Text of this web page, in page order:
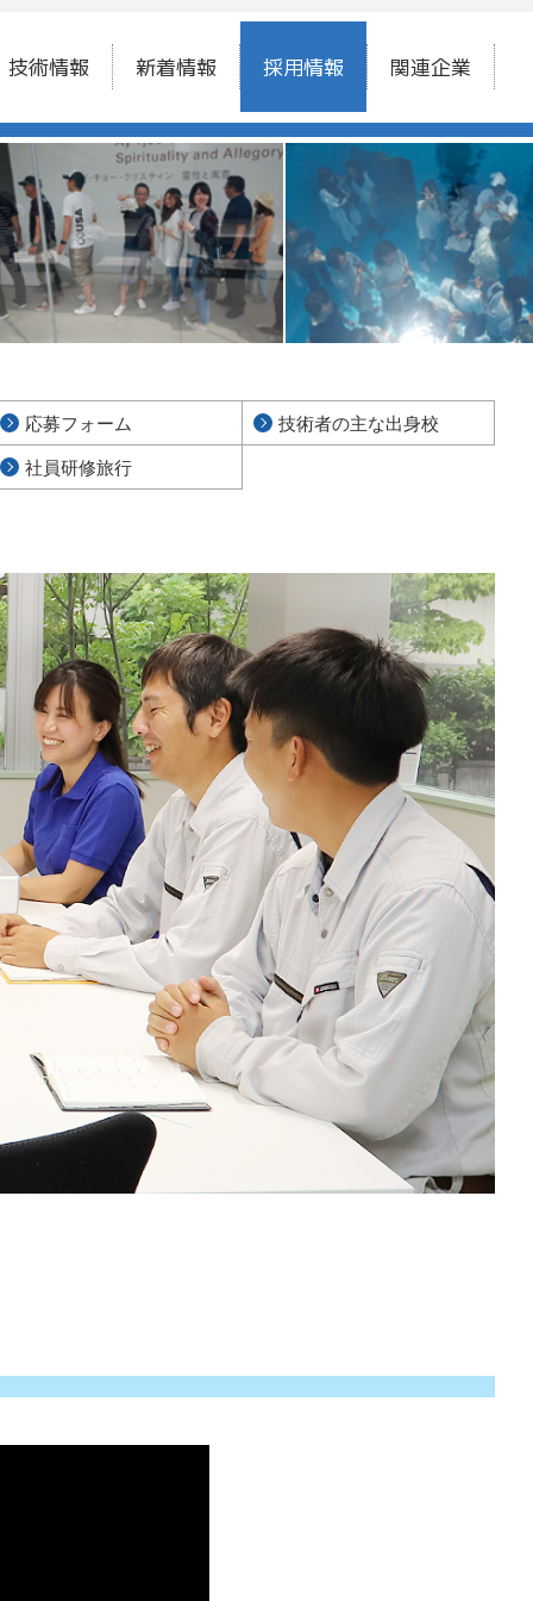
技術情報 新着情報 採用情報 関連企業
応募フォーム 技術者の主な出身校
社員研修旅行